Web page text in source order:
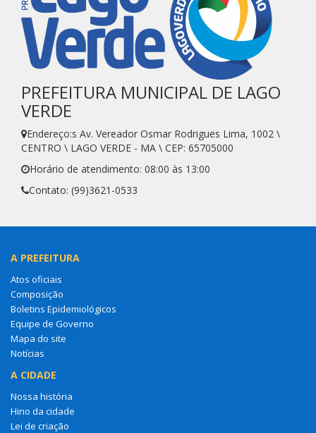
PREFEITURA MUNICIPAL DE LAGO
VERDE
Endereço:s Av. Vereador Osmar Rodrigues Lima, 1002 \
CENTRO \ LAGO VERDE - MA \ CEP: 65705000
Horário de atendimento: 08:00 às 13:00
Contato: (99)3621-0533
A PREFEITURA
Atos oficiais
Composição
Boletins Epidemiológicos
Equipe de Governo
Mapa do site
Notícias
A CIDADE
Nossa história
Hino da cidade
Lei de criação